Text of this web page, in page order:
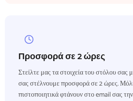
Προσφορά σε 2 ώρες
Στείλτε μας τα στοιχεία του στόλου σας
σας στέλνουμε προσφορά σε 2 ώρες.
πιστοποιητικά φτάνουν στο email σας